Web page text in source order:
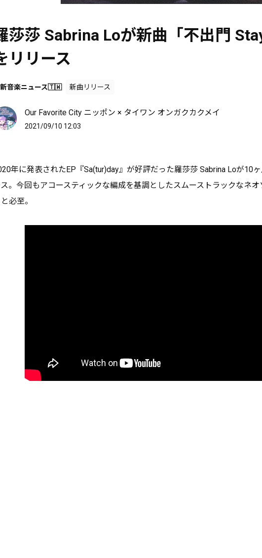
莎莎 Sabrina Loが新曲「不出門
リリース
音楽ニュース🇹🇼 新曲リリース
Our Favorite City ニッポン × タイワン オンガクカクメイ
2021/09/10 12:03
年に発表されたEP『Sa(tur)day』が好評だった羅莎莎 Sabrina Loが10
。今回もアコースティックな編成を基調としたスムーストラックなネ
必至。